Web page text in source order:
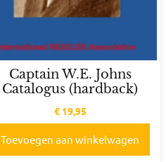
Captain W.E. Johns
Catalogus (hardback)
€19,95
Toevoegen aan winkelwagen